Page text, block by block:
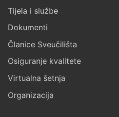
Tijela i službe
Dokumenti
Članice Sveučilišta
Osiguranje kvalitete
Virtualna šetnja
Organizacija